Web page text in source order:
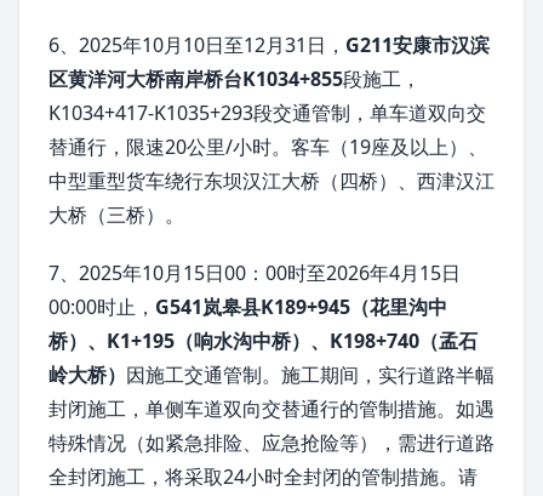
6、2025年10月10日至12月31日， G211安康市汉滨
区黄洋河大桥南岸桥台K1034+855段施工，
K1034+417-K1035+293段交通管制，单车道双向交
替通行，限速20公里/小时。客车（19座及以上）、
中型重型货车绕行东坝汉江大桥（四桥）、西津汉江
大桥（三桥）。
7、2025年10月15日00：00时至2026年4月15日
00:00时止， G541岚皋县K189+945（花里沟中
桥）、K1+195（响水沟中桥）、K198+740（孟石
岭大桥） 因施工交通管制。施工期间，实行道路半幅
封闭施工，单侧车道双向交替通行的管制措施。如遇
特殊情况（如紧急排险、应急抢险等），需进行道路
全封闭施工，将采取24小时全封闭的管制措施。请